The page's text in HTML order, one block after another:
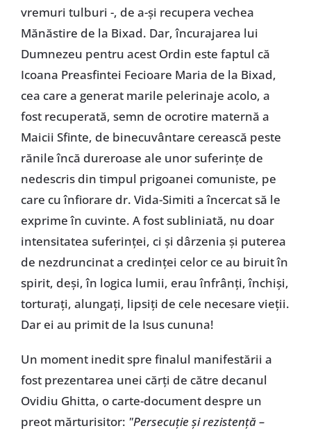
vremuri tulburi -, de a-și recupera vechea
Mănăstire de la Bixad. Dar, încurajarea lui
Dumnezeu pentru acest Ordin este faptul că
Icoana Preasfintei Fecioare Maria de la Bixad,
cea care a generat marile pelerinaje acolo, a
fost recuperată, semn de ocrotire maternă a
Maicii Sfinte, de binecuvântare cerească peste
rănile încă dureroase ale unor suferințe de
nedescris din timpul prigoanei comuniste, pe
care cu înfiorare dr. Vida-Simiti a încercat să le
exprime în cuvinte. A fost subliniată, nu doar
intensitatea suferinței, ci și dârzenia și puterea
de nezdruncinat a credinței celor ce au biruit în
spirit, deși, în logica lumii, erau înfrânți, închiși,
torturați, alungați, lipsiți de cele necesare vieții.
Dar ei au primit de la Isus cununa!
Un moment inedit spre finalul manifestării a
fost prezentarea unei cărți de către decanul
Ovidiu Ghitta, o carte-document despre un
preot mărturisitor: "Persecuție și rezistență –